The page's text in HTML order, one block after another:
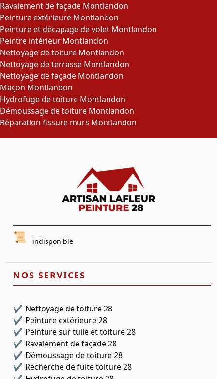
Ravalement de façade Montlandon
Peinture extérieure Montlandon
Peinture et décapage de volet Montlandon
Peintre intérieur Montlandon
Nettoyage de toiture Montlandon
Nettoyage de terrasse Montlandon
Nettoyage de façade Montlandon
Maçon Montlandon
Hydrofuge de toiture Montlandon
Démoussage de toiture Montlandon
Réparation fissure murs Montlandon
indisponible
NOS SERVICES
Nettoyage de toiture 28
Peinture extérieure 28
Peinture sur tuile et toiture 28
Ravalement de façade 28
Démoussage de toiture 28
Recherche de fuite toiture 28